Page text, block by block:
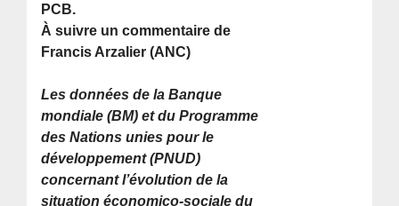
PCB.
À suivre un commentaire de
Francis Arzalier (ANC)
Les données de la Banque
mondiale (BM) et du Programme
des Nations unies pour le
développement (PNUD)
concernant l’évolution de la
situation économico-sociale du